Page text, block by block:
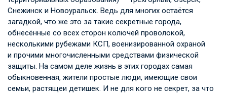
Снежинск и Новоуральск. Ведь для многих остаётся
загадкой, что же это за такие секретные города,
обнесённые со всех сторон колючей проволокой,
несколькими рубежами КСП, военизированной охраной
и прочими многочисленными средствами физической
защиты. На самом деле жизнь в этих городах самая
обыкновенная, жители простые люди, имеющие свои
семьи, растящеи детишек. И не для кого не секрет, за что